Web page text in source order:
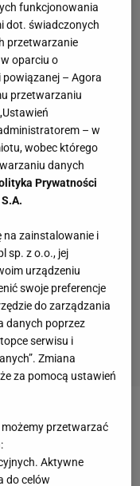
ciążyła Idze
czym mierzyła
funkcjonowania
dot. świadczonych
przetwarzanie
oparciu o
powiązanej – Agora
przetwarzaniu
– w
wobec którego
danych
Prywatności
na zainstalowanie i
sp. z o.o., jej
urządzeniu
swoje preferencje
do zarządzania
danych poprzez
serwisu i
Zmiana
za pomocą ustawień
możemy przetwarzać
Aktywne
do celów